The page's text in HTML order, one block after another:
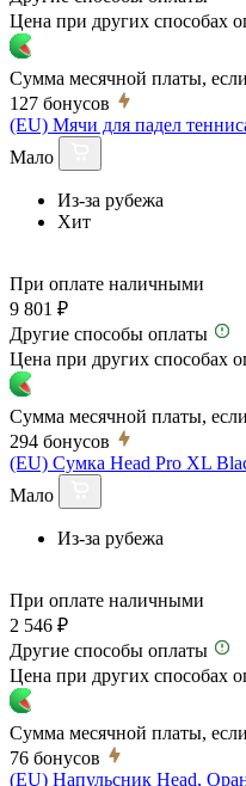
Цена при других способах
Сумма месячной платы,
127 бонусов
(EU) Мячи для падел
Мало
Из-за рубежа
Хит
При оплате наличными
9 801 ₽
Другие способы оплаты
Цена при других способах
Сумма месячной платы,
294 бонусов
(EU) Сумка Head Pro XL
Мало
Из-за рубежа
При оплате наличными
2 546 ₽
Другие способы оплаты
Цена при других способах
Сумма месячной платы,
76 бонусов
(EU) Напульсник Head,